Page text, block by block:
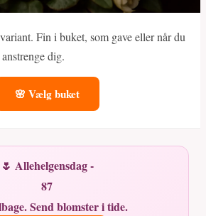
Fin i buket, som gave eller når du
dig.
🌸 Vælg buket
🌷 Allehelgensdag -
87
Send blomster i tide.